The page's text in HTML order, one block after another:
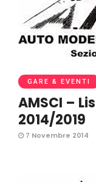
GARE & EVENTI
AMSCI –
2014/2019
7 Novembre 2014